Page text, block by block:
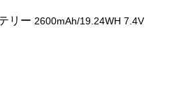
リー 2600mAh/19.24WH 7.4V